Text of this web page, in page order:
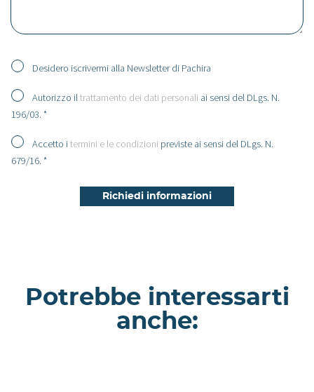
Desidero iscrivermi alla Newsletter di Pachira
Autorizzo iltrattamento dei dati personali ai sensi del DLgs. N.
196/03. *
Accetto itermini e le condizioni previste ai sensi del DLgs. N.
679/16. *
Potrebbe interessarti
anche: